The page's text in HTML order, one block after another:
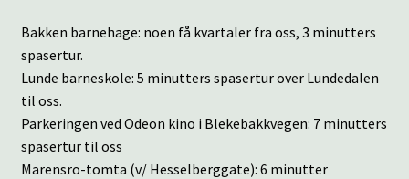
Bakken barnehage: noen få kvartaler fra oss, 3 minutters
spasertur.
Lunde barneskole: 5 minutters spasertur over Lundedalen
til oss.
Parkeringen ved Odeon kino i Blekebakkvegen: 7 minutters
spasertur til oss
Marensro-tomta (v/ Hesselberggate): 6 minutter